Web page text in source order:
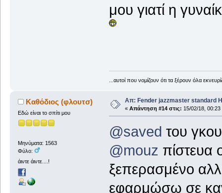
μου γιατί η
...αυτοί που νομίζουν ότι τα ξέρουν όλα
Καθόδιος (φλουτσ)
Εδώ είναι το σπίτι μου
Μηνύματα: 1563
Φύλο:
άιντε άιντε....!
Απ: Fender jazzmaster standard
« Απάντηση #14 στις: 15/02/18, 00:23
@saved του
@mouz πίστευα
ξεπερασμένο
εφαρμώσω σε